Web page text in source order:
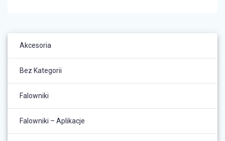
Akcesoria
Bez Kategorii
Falowniki
Falowniki – Aplikacje